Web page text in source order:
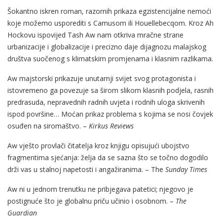
Šokantno iskren roman, razornih prikaza egzistencijalne nemoći
koje možemo usporediti s Camusom ili Houellebecqom. Kroz Ah
Hockovu ispovijed Tash Aw nam otkriva mračne strane
urbanizacije i globalizacije i precizno daje dijagnozu malajskog
društva suočenog s klimatskim promjenama i klasnim razlikama.
Aw majstorski prikazuje unutarnji svijet svog protagonista i
istovremeno ga povezuje sa širom slikom klasnih podjela, rasnih
predrasuda, nepravednih radnih uvjeta i rodnih uloga skrivenih
ispod površine… Moćan prikaz problema s kojima se nosi čovjek
osuđen na siromaštvo. – Kirkus Reviews
Aw vješto provlači čitatelja kroz knjigu opisujući ubojstvo
fragmentima sjećanja: želja da se sazna što se točno dogodilo
drži vas u stalnoj napetosti i angažiranima. – The Sunday Times
Aw ni u jednom trenutku ne pribjegava patetici; njegovo je
postignuće što je globalnu priču učinio i osobnom. – The
Guardian